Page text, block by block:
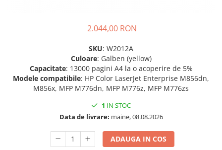
Cartuse compatibile
Drum unit compatibile
Printare 3D
Accesorii imprimante 3D
Filament imprimanta 3D
2.044,00 RON
SKU: W2012A
Culoare: Galben (yellow)
Capacitate: 13000 pagini A4 la o acoperire de 5%
Modele compatibile: HP Color LaserJet Enterprise M856dn,
M856x, MFP M776dn, MFP M776z, MFP M776zs
1 IN STOC
Data de livrare: maine, 08.08.2026
ADAUGA IN COS